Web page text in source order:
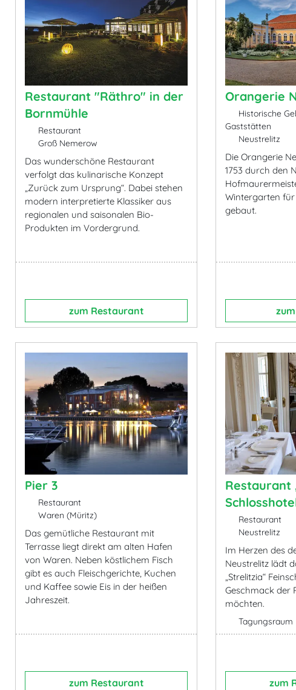
Restaurant "Räthro" in der
Bornmühle
Restaurant
Groß Nemerow
Das wunderschöne Restaurant
verfolgt das kulinarische Konzept
„Zurück zum Ursprung“. Dabei stehen
modern interpretierte Klassiker aus
regionalen und saisonalen Bio-
Produkten im Vordergrund.
zum Restaurant
Orangerie
Historische
Gaststätten
Neustrelitz
Die Orangerie
1753 durch den
Wintergarten für
gebaut.
Pier 3
Restaurant
Waren (Müritz)
Das gemütliche Restaurant mit
Terrasse liegt direkt am alten Hafen
von Waren. Neben köstlichem Fisch
gibt es auch Fleischgerichte, Kuchen
und Kaffee sowie Eis in der heißen
Jahreszeit.
zum Restaurant
Restaurant
Restaurant
Neustrelitz
Im Herzen des
Neustrelitz lädt
„Strelitzia“
Geschmack der
möchten.
Tagungsraum
zum